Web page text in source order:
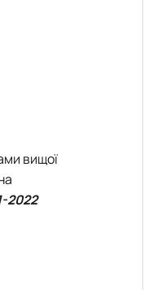
вищої
2022